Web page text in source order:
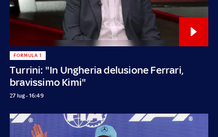
Turrini: "In Ungheria delusione Ferrari,
bravissimo Kimi"
FORMULA 1
27 lug - 16:49